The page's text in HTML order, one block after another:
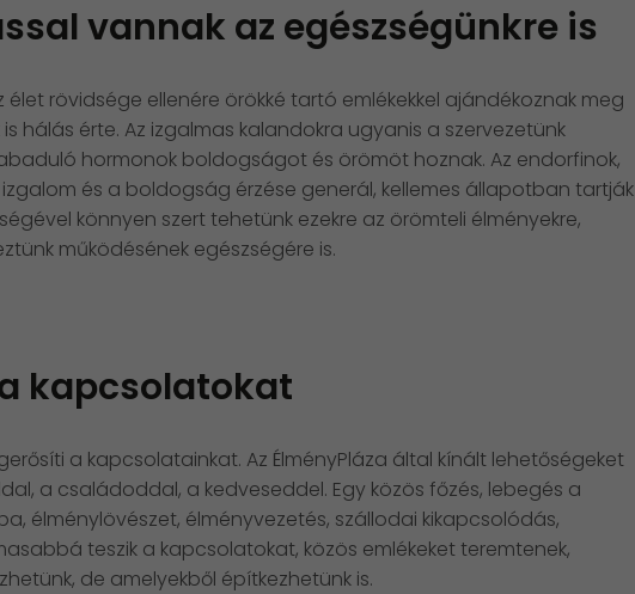
vannak az egészségünkre is
rövidsége ellenére örökké tartó emlékekkel ajándékoznak meg
hálás érte. Az izgalmas kalandokra ugyanis a szervezetünk
hormonok boldogságot és örömöt hoznak. Az endorfinok,
és a boldogság érzése generál, kellemes állapotban tartják
könnyen szert tehetünk ezekre az örömteli élményekre,
működésének egészségére is.
kapcsolatokat
a kapcsolatainkat. Az ÉlményPláza által kínált lehetőségeket
a családoddal, a kedveseddel. Egy közös főzés, lebegés a
élménylövészet, élményvezetés, szállodai kikapcsolódás,
teszik a kapcsolatokat, közös emlékeket teremtenek,
de amelyekből építkezhetünk is.